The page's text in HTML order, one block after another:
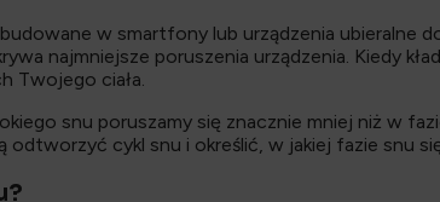
w smartfony lub urządzenia ubieralne
najmniejsze poruszenia urządzenia. Kiedy
Twojego ciała.
snu poruszamy się znacznie mniej niż w
cykl snu i określić, w jakiej fazie snu